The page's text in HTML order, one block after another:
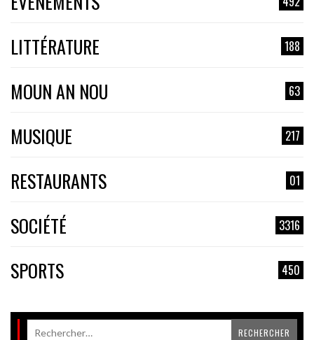
LITTÉRATURE 188
MOUN AN NOU 63
MUSIQUE 217
RESTAURANTS 01
SOCIÉTÉ 3316
SPORTS 450